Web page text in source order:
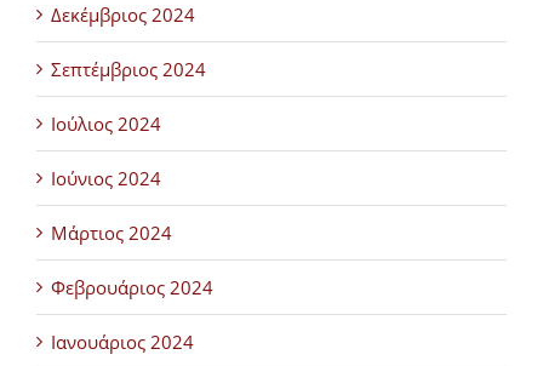
Δεκέμβριος 2024
Σεπτέμβριος 2024
Ιούλιος 2024
Ιούνιος 2024
Μάρτιος 2024
Φεβρουάριος 2024
Ιανουάριος 2024